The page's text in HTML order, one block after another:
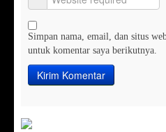
Simpan nama, email, dan situs
untuk komentar saya berikutnya.